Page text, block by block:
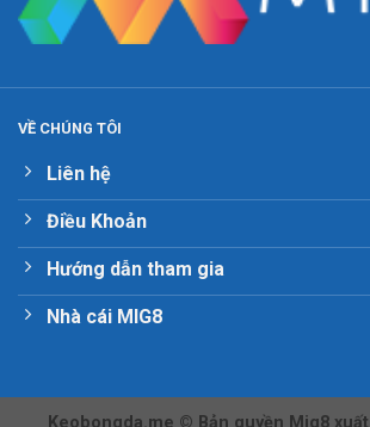
VỀ CHÚNG TÔI
Liên hệ
Điều Khoản
Hướng dẫn tham gia
Nhà cái MIG8
Keobongda.me © Bản quyền Mig8